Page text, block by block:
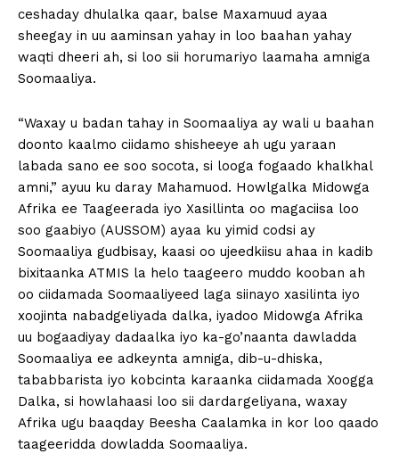
ceshaday dhulalka qaar, balse Maxamuud ayaa
sheegay in uu aaminsan yahay in loo baahan yahay
waqti dheeri ah, si loo sii horumariyo laamaha amniga
Soomaaliya.
“Waxay u badan tahay in Soomaaliya ay wali u baahan
doonto kaalmo ciidamo shisheeye ah ugu yaraan
labada sano ee soo socota, si looga fogaado khalkhal
amni,” ayuu ku daray Mahamuod. Howlgalka Midowga
Afrika ee Taageerada iyo Xasillinta oo magaciisa loo
soo gaabiyo (AUSSOM) ayaa ku yimid codsi ay
Soomaaliya gudbisay, kaasi oo ujeedkiisu ahaa in kadib
bixitaanka ATMIS la helo taageero muddo kooban ah
oo ciidamada Soomaaliyeed laga siinayo xasilinta iyo
xoojinta nabadgeliyada dalka, iyadoo Midowga Afrika
uu bogaadiyay dadaalka iyo ka-go’naanta dawladda
Soomaaliya ee adkeynta amniga, dib-u-dhiska,
tababbarista iyo kobcinta karaanka ciidamada Xoogga
Dalka, si howlahaasi loo sii dardargeliyana, waxay
Afrika ugu baaqday Beesha Caalamka in kor loo qaado
taageeridda dowladda Soomaaliya.